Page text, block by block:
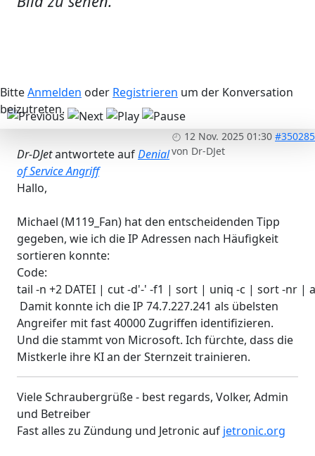
BitteAnmelden oder Registrieren um der Konversation
beizutreten.
12 Nov. 2025 01:30 #350285
von Dr-DJet
Dr-DJetantwortete aufDenial
of Service Angriff
Hallo,
Michael (M119_Fan) hat den entscheidenden Tipp
gegeben, wie ich die IP Adressen nach Häufigkeit
sortieren konnte:
Code:
tail -n +2 DATEI | cut -d'-' -f1 | sort | uniq -c | sort -nr |
Damit konnte ich die IP 74.7.227.241 als übelsten
Angreifer mit fast 40000 Zugriffen identifizieren.
Und die stammt von Microsoft. Ich fürchte, dass die
Mistkerle ihre KI an der Sternzeit trainieren.
Viele Schraubergrüße - best regards, Volker, Admin
und Betreiber
Fast alles zu Zündung und Jetronic auf jetronic.org